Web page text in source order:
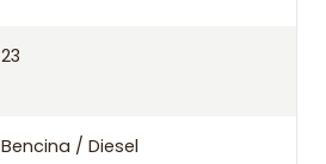
23
Bencina / Diesel